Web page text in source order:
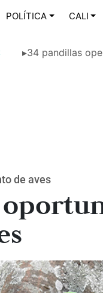
POLÍTICA CALI
▸34 pandillas
de aves